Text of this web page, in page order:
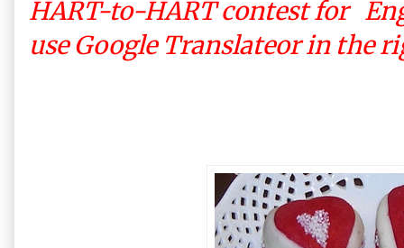
HART-to-HART contest for
use Google Translateor in the